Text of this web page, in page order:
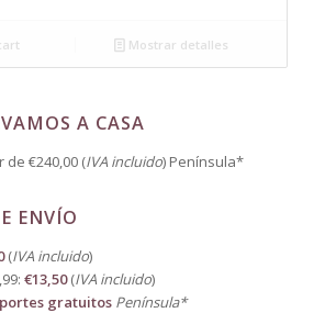
Mostrar detalles
A CASA
€240,00 (IVA incluido) Península*
ENVÍO
(IVA incluido)
€13,50(IVA incluido)
portes gratuitos Península*